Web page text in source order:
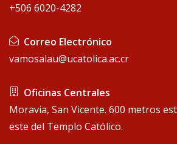
+506 6020-4282
Correo Electrónico
vamosalau@ucatolica.ac.cr
Oficinas Centrales
Moravia, San Vicente. 600 metros
este del Templo Católico.